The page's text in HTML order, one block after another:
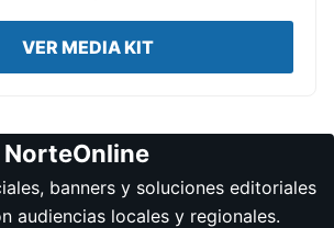
VER MEDIA KIT
banners y soluciones editoriales
audiencias locales y regionales.